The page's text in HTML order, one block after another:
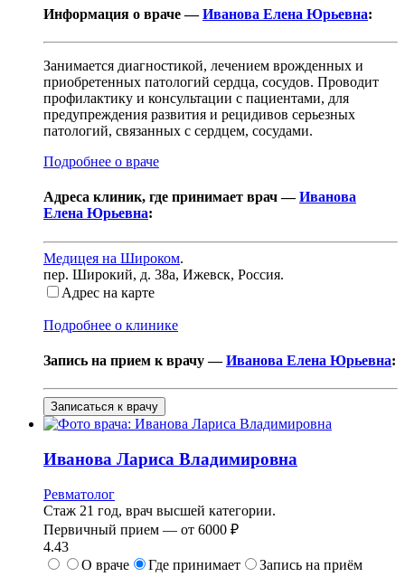
Информация о враче —Иванова Елена Юрьевна:
Занимается диагностикой, лечением врожденных и
приобретенных патологий сердца, сосудов. Проводит
профилактику и консультации с пациентами, для
предупреждения развития и рецидивов серьезных
патологий, связанных с сердцем, сосудами.
Подробнее о враче
Адреса клиник, где принимает врач —Иванова
Елена Юрьевна:
Медицея на Широком.
пер. Широкий, д. 38а, Ижевск, Россия.
Адрес на карте
Подробнее о клинике
Запись на прием к врачу —Иванова Елена Юрьевна:
Записаться к врачу
Иванова Лариса Владимировна
Ревматолог
Стаж 21 год, врач высшей категории.
Первичный прием — от 6000 ₽
4.43
О враче
Где принимает Запись на приём